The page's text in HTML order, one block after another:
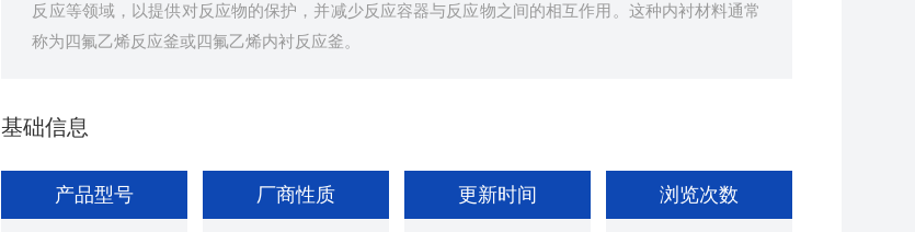
反应等领域，以提供对反应物的保护，并减少反应容器与反应物之间的相互作用。这种内衬材料通常
称为四氟乙烯反应釜或四氟乙烯内衬反应釜。
基础信息
产品型号 厂商性质 更新时间 浏览次数